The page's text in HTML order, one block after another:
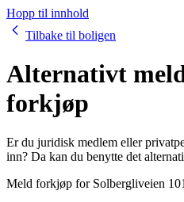
Hopp til innhold
Tilbake til boligen
Alternativt
forkjøp
Er du juridisk medlem eller
inn? Da kan du benytte det
Meld forkjøp for Solbergliveien 101